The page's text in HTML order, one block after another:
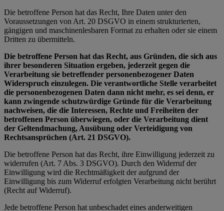
Die betroffene Person hat das Recht, Ihre Daten unter den
Voraussetzungen von Art. 20 DSGVO in einem strukturierten,
gängigen und maschinenlesbaren Format zu erhalten oder sie einem
Dritten zu übermitteln.
Die betroffene Person hat das Recht, aus Gründen, die sich aus
ihrer besonderen Situation ergeben, jederzeit gegen die
Verarbeitung sie betreffender personenbezogener Daten
Widerspruch einzulegen. Die verantwortliche Stelle verarbeitet
die personenbezogenen Daten dann nicht mehr, es sei denn, er
kann zwingende schutzwürdige Gründe für die Verarbeitung
nachweisen, die die Interessen, Rechte und Freiheiten der
betroffenen Person überwiegen, oder die Verarbeitung dient
der Geltendmachung, Ausübung oder Verteidigung von
Rechtsansprüchen (Art. 21 DSGVO).
Die betroffene Person hat das Recht, ihre Einwilligung jederzeit zu
widerrufen (Art. 7 Abs. 3 DSGVO). Durch den Widerruf der
Einwilligung wird die Rechtmäßigkeit der aufgrund der
Einwilligung bis zum Widerruf erfolgten Verarbeitung nicht berührt
(Recht auf Widerruf).
Jede betroffene Person hat unbeschadet eines anderweitigen